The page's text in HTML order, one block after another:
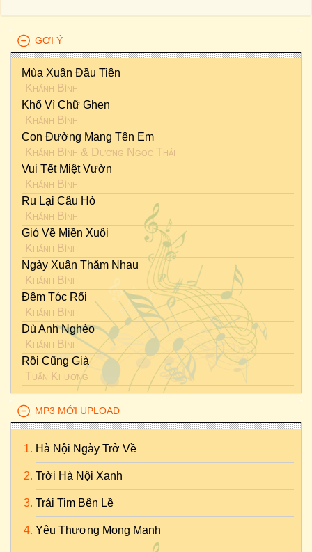
GỢI Ý
Mùa Xuân Đầu Tiên
Khánh Bình
Khổ Vì Chữ Ghen
Khánh Bình
Con Đường Mang Tên Em
Khánh Bình & Dương Ngọc Thái
Vui Tết Miệt Vườn
Khánh Bình
Ru Lại Câu Hò
Khánh Bình
Gió Về Miền Xuôi
Khánh Bình
Ngày Xuân Thăm Nhau
Khánh Bình
Đêm Tóc Rối
Khánh Bình
Dù Anh Nghèo
Khánh Bình
Rồi Cũng Già
Tuấn Khương
MP3 MỚI UPLOAD
Hà Nội Ngày Trở Về
Trời Hà Nội Xanh
Trái Tim Bên Lề
Yêu Thương Mong Manh